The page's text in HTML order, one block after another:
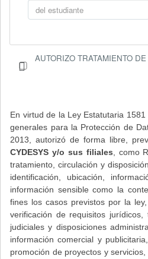
AUTORIZO TRATAMIENTO
En virtud de la Ley Estatutaria
generales para la Protección de
2013, autorizó de forma libre,
CYDESYS y/o sus filiales , como
tratamiento, circulación y
identificación, ubicación,
información sensible como la
fines los casos previstos por la
verificación de requisitos
judiciales y disposiciones
información comercial y
promoción de proyectos y